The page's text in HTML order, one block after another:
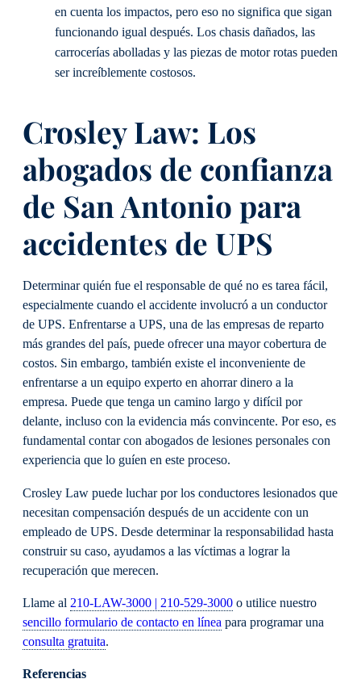
en cuenta los impactos, pero eso no significa que sigan
funcionando igual después. Los chasis dañados, las
carrocerías abolladas y las piezas de motor rotas pueden
ser increíblemente costosos.
Crosley Law: Los
abogados de confianza
de San Antonio para
accidentes de UPS
Determinar quién fue el responsable de qué no es tarea fácil,
especialmente cuando el accidente involucró a un conductor
de UPS. Enfrentarse a UPS, una de las empresas de reparto
más grandes del país, puede ofrecer una mayor cobertura de
costos. Sin embargo, también existe el inconveniente de
enfrentarse a un equipo experto en ahorrar dinero a la
empresa. Puede que tenga un camino largo y difícil por
delante, incluso con la evidencia más convincente. Por eso, es
fundamental contar con abogados de lesiones personales con
experiencia que lo guíen en este proceso.
Crosley Law puede luchar por los conductores lesionados que
necesitan compensación después de un accidente con un
empleado de UPS. Desde determinar la responsabilidad hasta
construir su caso, ayudamos a las víctimas a lograr la
recuperación que merecen.
Llame al 210-LAW-3000 | 210-529-3000 o utilice nuestro
sencillo formulario de contacto en línea para programar una
consulta gratuita.
Referencias